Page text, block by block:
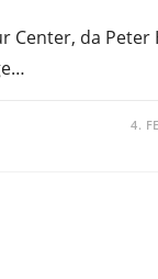
Center, da Peter
4.